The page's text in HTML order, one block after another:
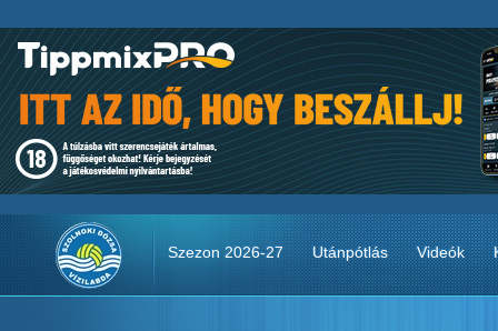
Szezon 2026-27 Utánpótlás Videók